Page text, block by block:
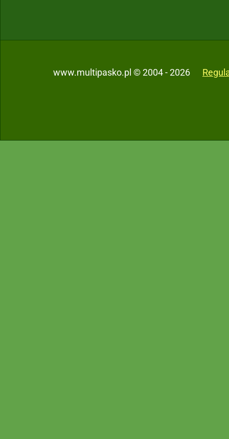
www.multipasko.pl © 2004 - 2026